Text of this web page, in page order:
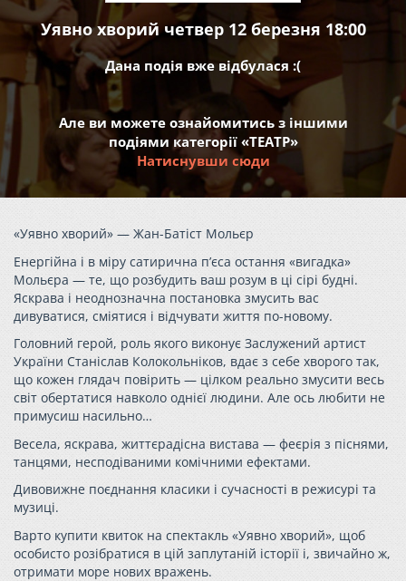
Уявно хворий четвер 12 березня 18:00
Дана подія вже відбулася :(
Але ви можете ознайомитись з іншими
подіями категорії «ТЕАТР»
Натиснувши сюди
«Уявно хворий» — Жан-Батіст Мольєр
Енергійна і в міру сатирична п’єса остання «вигадка»
Мольєра — те, що розбудить ваш розум в ці сірі будні.
Яскрава і неоднозначна постановка змусить вас
дивуватися, сміятися і відчувати життя по-новому.
Головний герой, роль якого виконує Заслужений артист
України Станіслав Колокольніков, вдає з себе хворого так,
що кожен глядач повірить — цілком реально змусити весь
світ обертатися навколо однієї людини. Але ось любити не
примусиш насильно…
Весела, яскрава, життєрадісна вистава — феєрія з піснями,
танцями, несподіваними комічними ефектами.
Дивовижне поєднання класики і сучасності в режисурі та
музиці.
Варто купити квиток на спектакль «Уявно хворий», щоб
особисто розібратися в цій заплутаній історії і, звичайно ж,
отримати море нових вражень.